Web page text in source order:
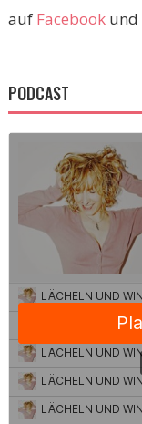
auf Facebookund
PODCAST